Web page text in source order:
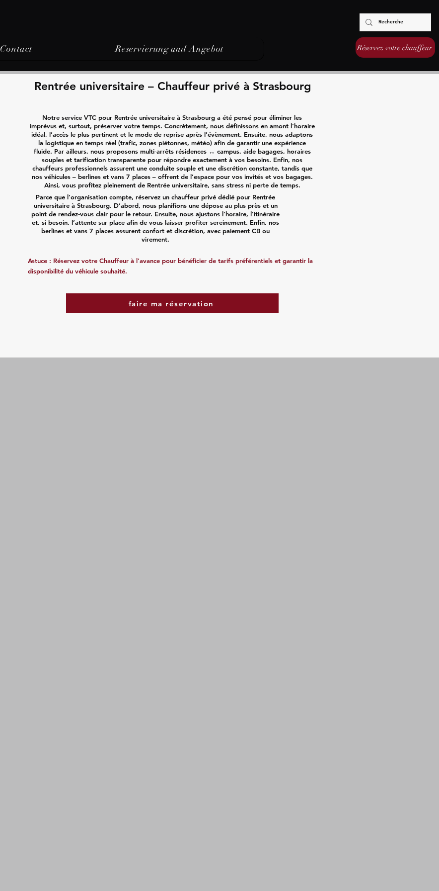
Contact Reservierung und Angebot Réservez votre chauffeur
Rentrée universitaire – Chauffeur privé à Strasbourg
Notre service VTC pour Rentrée universitaire à Strasbourg a été pensé pour éliminer les
imprévus et, surtout, préserver votre temps. Concrètement, nous définissons en amont l’horaire
idéal, l’accès le plus pertinent et le mode de reprise après l’évènement. Ensuite, nous adaptons
la logistique en temps réel (trafic, zones piétonnes, météo) afin de garantir une expérience
fluide. Par ailleurs, nous proposons multi‑arrêts résidences ↔ campus, aide bagages, horaires
souples et tarification transparente pour répondre exactement à vos besoins. Enfin, nos
chauffeurs professionnels assurent une conduite souple et une discrétion constante, tandis que
nos véhicules – berlines et vans 7 places – offrent de l’espace pour vos invités et vos bagages.
Ainsi, vous profitez pleinement de Rentrée universitaire, sans stress ni perte de temps.
Parce que l’organisation compte, réservez un chauffeur privé dédié pour Rentrée
universitaire à Strasbourg. D’abord, nous planifions une dépose au plus près et un
point de rendez‑vous clair pour le retour. Ensuite, nous ajustons l’horaire, l’itinéraire
et, si besoin, l’attente sur place afin de vous laisser profiter sereinement. Enfin, nos
berlines et vans 7 places assurent confort et discrétion, avec paiement CB ou
virement.
Astuce : Réservez votre Chauffeur à l'avance pour bénéficier de tarifs préférentiels et garantir la
disponibilité du véhicule souhaité.
faire ma réservation